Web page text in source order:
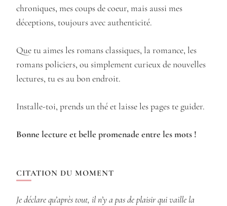
chroniques, mes coups de coeur, mais aussi mes
déceptions, toujours avec authenticité.
Que tu aimes les romans classiques, la romance, les
romans policiers, ou simplement curieux de nouvelles
lectures, tu es au bon endroit.
Installe-toi, prends un thé et laisse les pages te guider.
Bonne lecture et belle promenade entre les mots !
CITATION DU MOMENT
Je déclare qu’après tout, il n’y a pas de plaisir qui vaille la